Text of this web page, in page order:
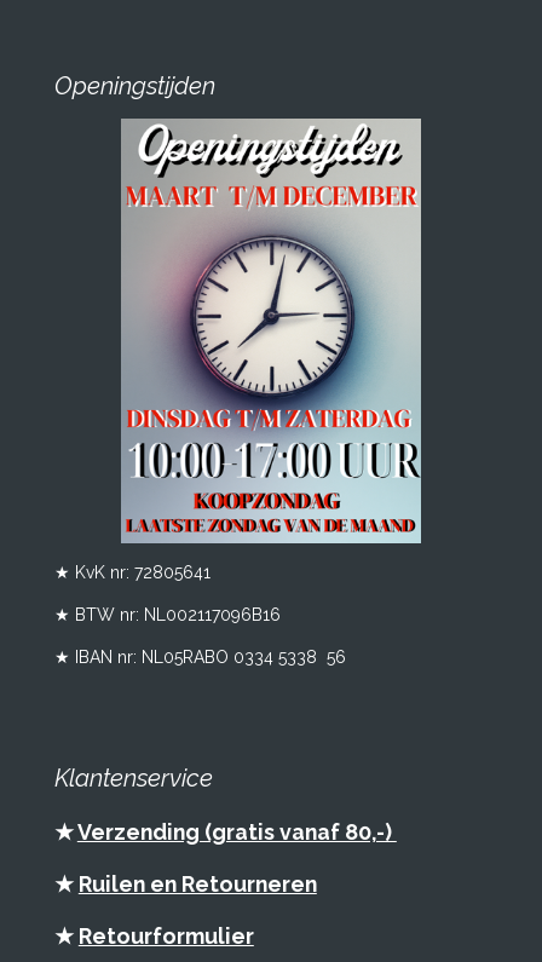
Openingstijden
★ KvK nr: 72805641
★ BTW nr: NL002117096B16
★ IBAN nr: NL05RABO 0334 5338 56
Klantenservice
★Verzending (gratis vanaf 80,-)
★ Ruilen en Retourneren
★ Retourformulier